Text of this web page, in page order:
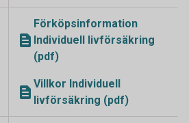
Förköpsinformation
Individuell livförsäkring
(pdf)
Villkor Individuell
livförsäkring (pdf)